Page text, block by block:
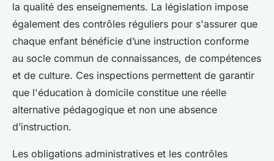
la qualité des enseignements. La législation impose
également des contrôles réguliers pour s'assurer que
chaque enfant bénéficie d’une instruction conforme
au socle commun de connaissances, de compétences
et de culture. Ces inspections permettent de garantir
que l'éducation à domicile constitue une réelle
alternative pédagogique et non une absence
d’instruction.
Les obligations administratives et les contrôles